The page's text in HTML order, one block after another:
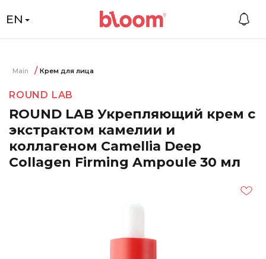
EN
Main Крем для лица
ROUND LAB
ROUND LAB Укрепляющий крем с
экстрактом камелии и
коллагеном Camellia Deep
Collagen Firming Ampoule 30 мл